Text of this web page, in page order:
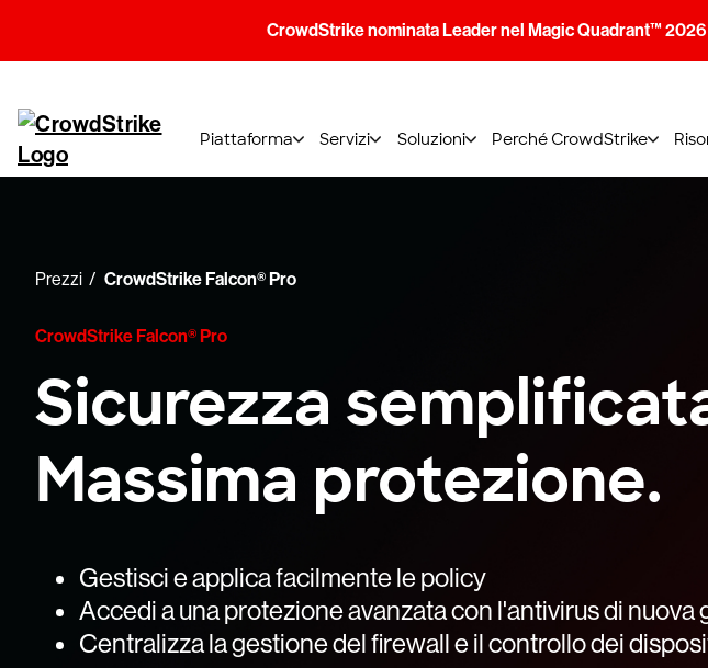
CrowdStrike nominata Leader nel Magic Quadrant™
Piattaforma Servizi Soluzioni Perché CrowdStrike
Prezzi CrowdStrike Falcon® Pro
CrowdStrike Falcon® Pro
Sicurezza
Massima protezione.
Gestisci e applica facilmente le policy
Accedi a una protezione avanzata con l'antivirus di nuova
Centralizza la gestione del firewall e il controllo dei